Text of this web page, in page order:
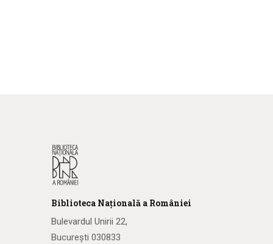
Biblioteca Națională a României
Bulevardul Unirii 22,
București 030833